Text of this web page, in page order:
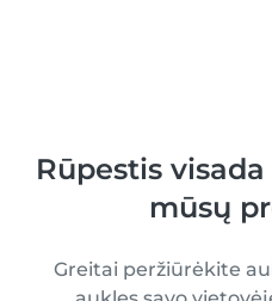
Rūpestis
mūsų
Greitai peržiūrėkite